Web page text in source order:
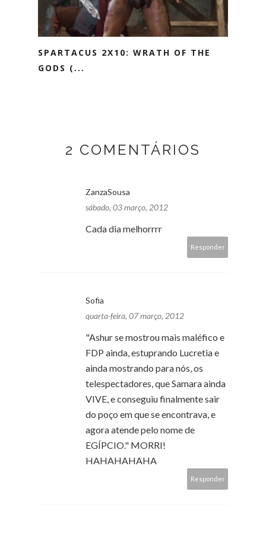
SPARTACUS 2X10: WRATH OF THE
GODS (...
2 COMENTÁRIOS
ZanzaSousa
sábado, 03 março, 2012
Cada dia melhorrrr
Responder
Sofia
quarta-feira, 07 março, 2012
"Ashur se mostrou mais maléfico e
FDP ainda, estuprando Lucretia e
ainda mostrando para nós, os
telespectadores, que Samara ainda
VIVE, e conseguiu finalmente sair
do poço em que se encontrava, e
agora atende pelo nome de
EGÍPCIO." MORRI!
HAHAHAHAHA
Responder